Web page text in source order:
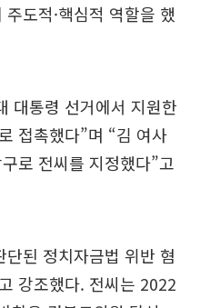
도적·핵심적 역할을 했
대통령 선거에서 지원한
접촉했다”며 “김 여사
로 전씨를 지정했다”고
된 정치자금법 위반 혐
강조했다. 전씨는 2022